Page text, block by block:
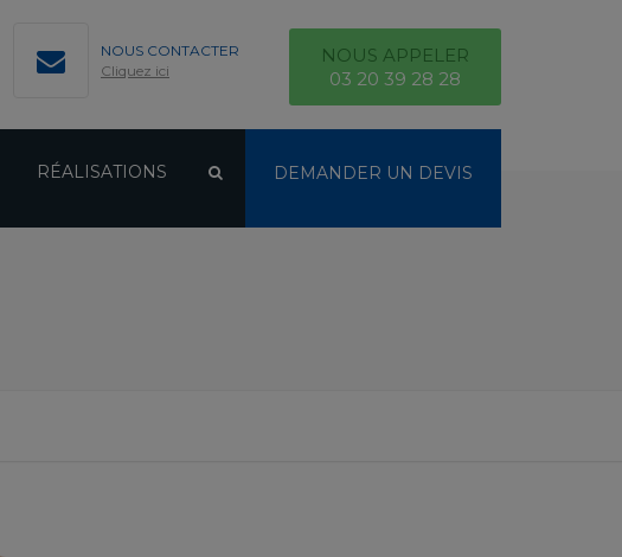
NOUS CONTACTER
Cliquez ici
NOUS APPELER
03 20 39 28 28
RÉALISATIONS DEMANDER UN DEVIS